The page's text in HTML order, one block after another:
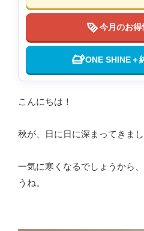
今月のお得
ONE SHINE＋
こんにちは！
秋が、日に日に深まってきまし
一気に寒くなるでしょうから
うね。